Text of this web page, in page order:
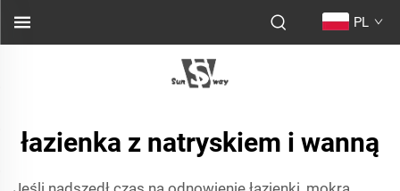
PL
łazienka z natryskiem i wanną